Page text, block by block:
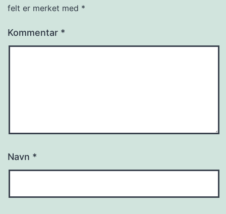
felt er merket med *
Kommentar *
Navn *